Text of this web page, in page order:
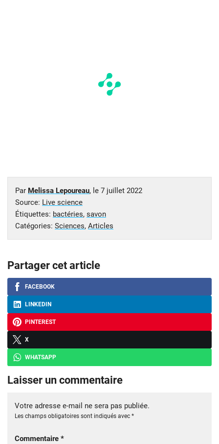
Par Melissa Lepoureau, le 7 juillet 2022
Source: Live science
Étiquettes: bactéries, savon
Catégories: Sciences, Articles
Partager cet article
FACEBOOK
LINKEDIN
PINTEREST
X
WHATSAPP
Laisser un commentaire
Votre adresse e-mail ne sera pas publiée.
Les champs obligatoires sont indiqués avec *
Commentaire *